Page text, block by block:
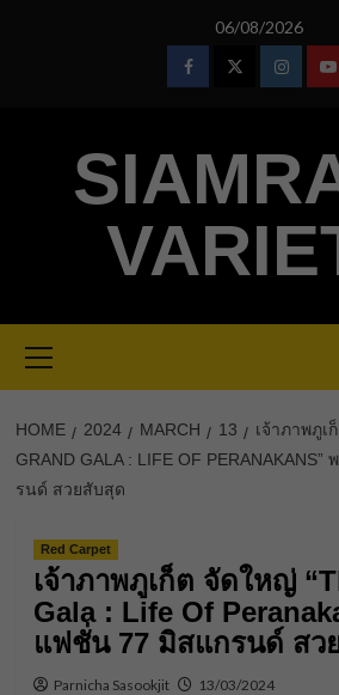
06/08/2026
FacebookTwitter
Menu
HOME 2024 MARCH 13
เจ้าภาพภูเ
GRAND GALA : LIFE OF
รนด์ สวยสับสุด
Red Carpet
เจ้าภาพภูเก็ต จัดใหญ่
Gala : Life Of
แฟชั่น 77 มิสแกรนด์ สว
Parnicha Sasookjit 13/03/2024